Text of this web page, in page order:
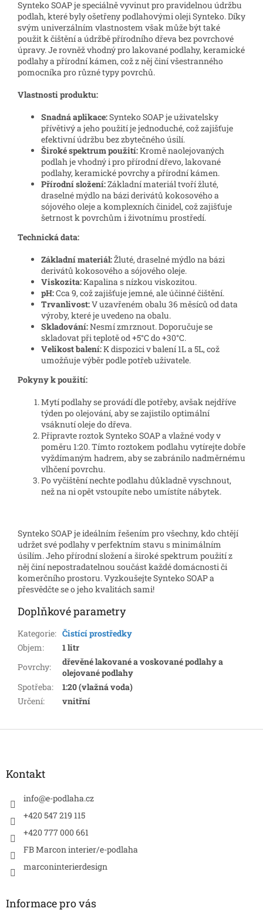
Synteko SOAP je speciálně vyvinut pro pravidelnou údržbu
podlah, které byly ošetřeny podlahovými oleji Synteko. Díky
svým univerzálním vlastnostem však může být také
použit k čištění a údržbě přírodního dřeva bez povrchové
úpravy. Je rovněž vhodný pro lakované podlahy, keramické
podlahy a přírodní kámen, což z něj činí všestranného
pomocníka pro různé typy povrchů.
Vlastnosti produktu:
Snadná aplikace:Synteko SOAP je uživatelsky
přívětivý a jeho použití je jednoduché, což zajišťuje
efektivní údržbu bez zbytečného úsilí.
Široké spektrum použití:Kromě naolejovaných
podlah je vhodný i pro přírodní dřevo, lakované
podlahy, keramické povrchy a přírodní kámen.
Přírodní složení:Základní materiál tvoří žluté,
draselné mýdlo na bázi derivátů kokosového a
sójového oleje a komplexních činidel, což zajišťuje
šetrnost k povrchům i životnímu prostředí.
Technická data:
Základní materiál:Žluté, draselné mýdlo na bázi
derivátů kokosového a sójového oleje.
Viskozita:Kapalina s nízkou viskozitou.
pH:Cca 9, což zajišťuje jemné, ale účinné čištění.
Trvanlivost:V uzavřeném obalu 36 měsíců od data
výroby, které je uvedeno na obalu.
Skladování:Nesmí zmrznout. Doporučuje se
skladovat při teplotě od +5°C do +30°C.
Velikost balení:K dispozici v balení 1L a 5L, což
umožňuje výběr podle potřeb uživatele.
Pokyny k použití:
Mytí podlahy se provádí dle potřeby, avšak nejdříve
týden po olejování, aby se zajistilo optimální
vsáknutí oleje do dřeva.
Připravte roztok Synteko SOAP a vlažné vody v
poměru 1:20. Tímto roztokem podlahu vytírejte dobře
vyždímaným hadrem, aby se zabránilo nadměrnému
vlhčení povrchu.
Po vyčištění nechte podlahu důkladně vyschnout,
než na ni opět vstoupíte nebo umístíte nábytek.
Synteko SOAP je ideálním řešením pro všechny, kdo chtějí
udržet své podlahy v perfektním stavu s minimálním
úsilím. Jeho přírodní složení a široké spektrum použití z
něj činí nepostradatelnou součást každé domácnosti či
komerčního prostoru. Vyzkoušejte Synteko SOAP a
přesvědčte se o jeho kvalitách sami!
Doplňkové parametry
Kategorie: Čistící prostředky
Objem:
1 litr
Povrchy:
dřevěné lakované a voskované podlahy a
olejované podlahy
Spotřeba:
1:20 (vlažná voda)
Určení: vnitřní
Z
Kontakt
info@e-podlaha.cz
+420 547 219 115
+420 777 000 661
FB Marcon interier/e-podlaha
marconinterierdesign
Informace pro vás